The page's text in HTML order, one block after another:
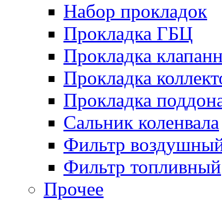
Набор прокладок
Прокладка ГБЦ
Прокладка
Прокладка
Прокладка
Сальник коленвала
Фильтр
Фильтр топливный
Прочее